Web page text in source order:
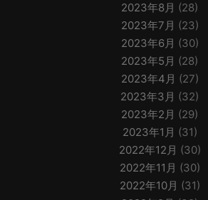
2023年8月 (28)
2023年7月 (23)
2023年6月 (30)
2023年5月 (28)
2023年4月 (27)
2023年3月 (32)
2023年2月 (29)
2023年1月 (31)
2022年12月 (30)
2022年11月 (30)
2022年10月 (31)